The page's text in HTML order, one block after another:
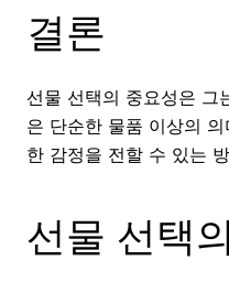
결론
선물 선택의 중요성은 그
은 단순한 물품 이상의
한 감정을 전할 수 있는
선물 선택